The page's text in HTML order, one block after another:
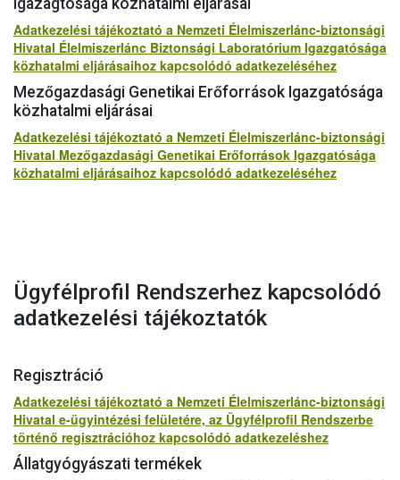
Igazagtósága közhatalmi eljárásai
Adatkezelési tájékoztató a Nemzeti Élelmiszerlánc-biztonsági
Hivatal Élelmiszerlánc Biztonsági Laboratórium Igazgatósága
közhatalmi eljárásaihoz kapcsolódó adatkezeléséhez
Mezőgazdasági Genetikai Erőforrások Igazgatósága
közhatalmi eljárásai
Adatkezelési tájékoztató a Nemzeti Élelmiszerlánc-biztonsági
Hivatal Mezőgazdasági Genetikai Erőforrások Igazgatósága
közhatalmi eljárásaihoz kapcsolódó adatkezeléséhez
Ügyfélprofil Rendszerhez kapcsolódó
adatkezelési tájékoztatók
Regisztráció
Adatkezelési tájékoztató a Nemzeti Élelmiszerlánc-biztonsági
Hivatal e-ügyintézési felületére, az Ügyfélprofil Rendszerbe
történő regisztrációhoz kapcsolódó adatkezeléshez
Állatgyógyászati termékek